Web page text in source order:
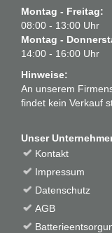
Montag - Freitag:
08:00 - 13:00 Uhr
Montag -
14:00 - 16:00 Uhr
Hinweise:
An unserem
findet kein Verkauf
Unser
Kontakt
Impressum
Datenschutz
AGB